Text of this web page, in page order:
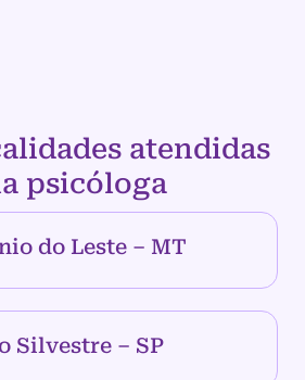
atendidas
psicóloga
do Leste – MT
Silvestre – SP